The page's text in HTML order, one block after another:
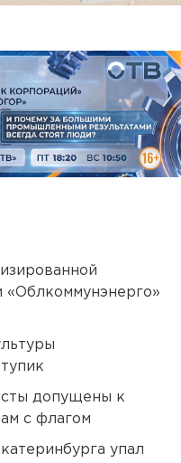
«Облкоммунэнерго»
допущены к
с флагом
упал